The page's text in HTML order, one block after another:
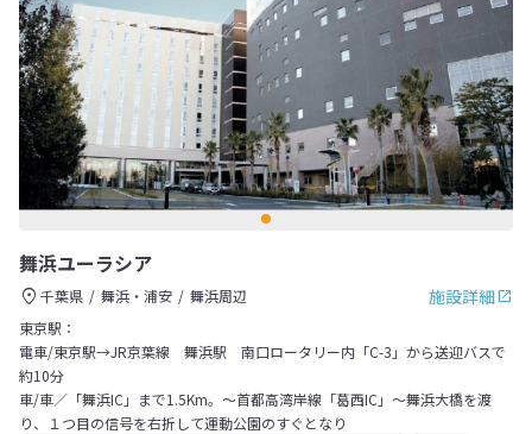
舞浜ユーラシア
施設詳細
千葉県 舞浜・浦安
舞浜周辺
東京駅：
電車/東京駅→JR京葉線 舞浜駅 南口ロータリー内「C-3」から送迎バスで
約10分
車/車／「舞浜IC」まで1.5Km。～首都高湾岸線「葛西IC」～舞浜大橋を渡
り、１つ目の信号を右折して運動公園のすぐとなり